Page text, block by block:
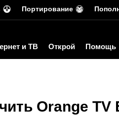
Портирование
и ТВ Открой Помощь
Orange TV